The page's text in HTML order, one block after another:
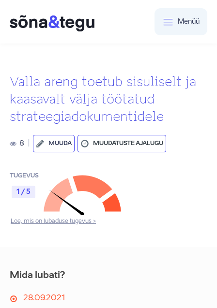
Menüü
Valla areng toetub sisuliselt ja
kaasavalt välja töötatud
strateegiadokumentidele
8 MUUDA MUUDATUSTE AJALUGU
TUGEVUS
1 / 5
Loe, mis on lubaduse tugevus >
Mida lubati?
28.09.2021